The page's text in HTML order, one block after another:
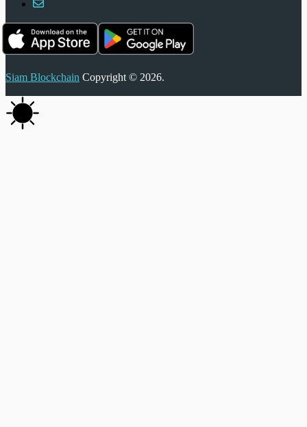
Siam Blockchain Copyright © 2026.